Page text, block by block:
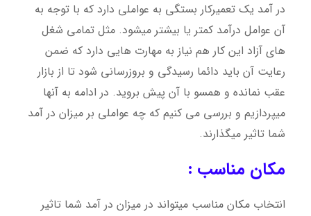
در آمد یک تعمیرکار بستگی به عواملی دارد که با توجه به
آن عوامل درآمد کمتر یا بیشتر میشود. مثل تمامی شغل
های آزاد این کار هم نیاز به مهارت هایی دارد که ضمن
رعایت آن باید دائما رسیدگی و بروزرسانی شود تا از بازار
عقب نمانده و همسو با آن پیش بروید. در ادامه به آنها
میپردازیم و بررسی می کنیم که چه عواملی بر میزان در آمد
شما تاثیر میگذارند.
مکان مناسب :
انتخاب مکان مناسب میتواند در میزان در آمد شما تاثیر